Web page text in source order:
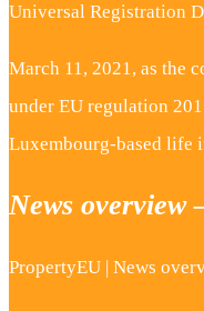
Universal Registration
March 11, 2021, as the
under EU regulation
Luxembourg-based life
News overview
PropertyEU | News